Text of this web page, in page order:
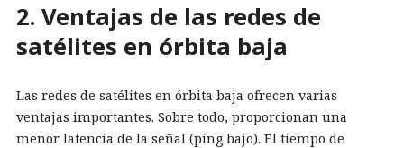
2. Ventajas de las redes de
satélites en órbita baja
Las redes de satélites en órbita baja ofrecen varias
ventajas importantes. Sobre todo, proporcionan una
menor latencia de la señal (ping bajo). El tiempo de